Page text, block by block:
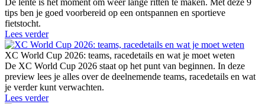
De lente is hét moment om weer lange ritten te maken. Met deze 9
tips ben je goed voorbereid op een ontspannen en sportieve
fietstocht.
Lees verder
XC World Cup 2026: teams, racedetails en wat je moet weten
De XC World Cup 2026 staat op het punt van beginnen. In deze
preview lees je alles over de deelnemende teams, racedetails en wat
je verder kunt verwachten.
Lees verder